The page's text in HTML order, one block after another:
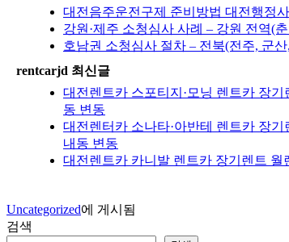
대전음주운전구제 준비방법 대전행정
강원·제주 소청심사 사례 – 강원 전역(
호남권 소청심사 절차 – 전북(전주, 군
rentcarjd 최신글
대전렌트카 스포티지·모닝 렌트카 장
동 변동
대전렌터카 소나타·아반테 렌트카 장
내동 변동
대전렌트카 카니발 렌트카 장기렌트
Uncategorized에 게시됨
검색